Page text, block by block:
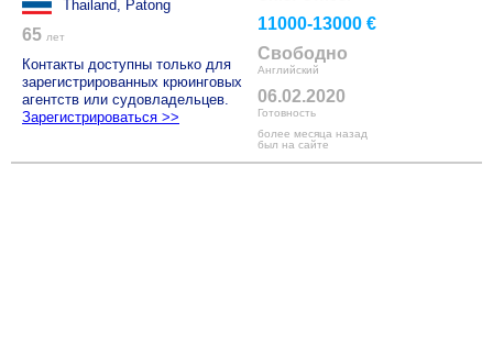
Thailand, Patong
65 лет
Контакты доступны только для
зарегистрированных крюинговых
агентств или судовладельцев.
Зарегистрироваться >>
11000-13000 €
Свободно
Английский
06.02.2020
Готовность
более месяца назад
был на сайте